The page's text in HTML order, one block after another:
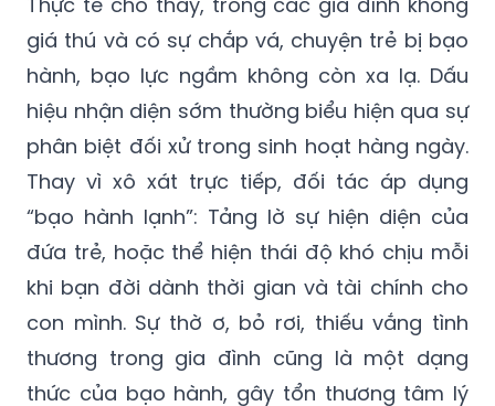
giá thú và có sự chắp vá, chuyện trẻ bị bạo
hành, bạo lực ngầm không còn xa lạ. Dấu
hiệu nhận diện sớm thường biểu hiện qua sự
phân biệt đối xử trong sinh hoạt hàng ngày.
Thay vì xô xát trực tiếp, đối tác áp dụng
“bạo hành lạnh”: Tảng lờ sự hiện diện của
đứa trẻ, hoặc thể hiện thái độ khó chịu mỗi
khi bạn đời dành thời gian và tài chính cho
con mình. Sự thờ ơ, bỏ rơi, thiếu vắng tình
thương trong gia đình cũng là một dạng
thức của bạo hành, gây tổn thương tâm lý